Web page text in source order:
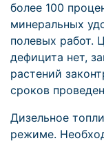
более 100
минеральных
полевых работ.
дефицита нет,
растений
сроков
Дизельное
режиме.